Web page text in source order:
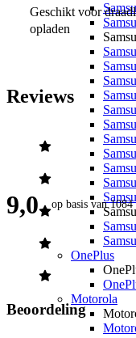
OnePlus
Motorola
Geschikt voor
opladen
Reviews
9,0 op basis van1084
Beoordeling